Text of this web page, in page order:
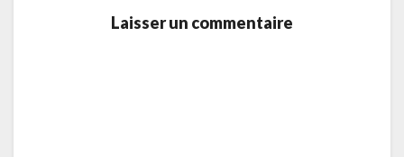
Laisser un commentaire